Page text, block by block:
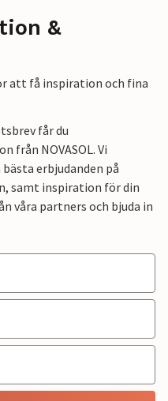
&
att få inspiration och fina
får du
från NOVASOL. Vi
erbjudanden på
samt inspiration för din
våra partners och bjuda in